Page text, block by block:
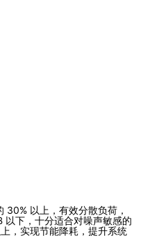
以上，有效分散负荷，
下，十分适合对噪声敏感的
，实现节能降耗，提升系统